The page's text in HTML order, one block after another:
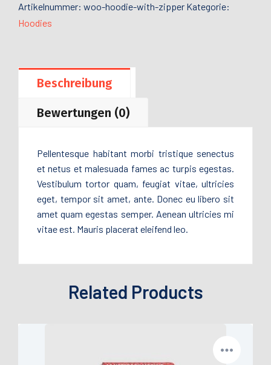
Artikelnummer: woo-hoodie-with-zipper Kategorie:
Hoodies
Beschreibung
Bewertungen (0)
Pellentesque habitant morbi tristique senectus
et netus et malesuada fames ac turpis egestas.
Vestibulum tortor quam, feugiat vitae, ultricies
eget, tempor sit amet, ante. Donec eu libero sit
amet quam egestas semper. Aenean ultricies mi
vitae est. Mauris placerat eleifend leo.
Related Products